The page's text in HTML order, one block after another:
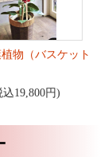
物（バスケット
込19,800円)